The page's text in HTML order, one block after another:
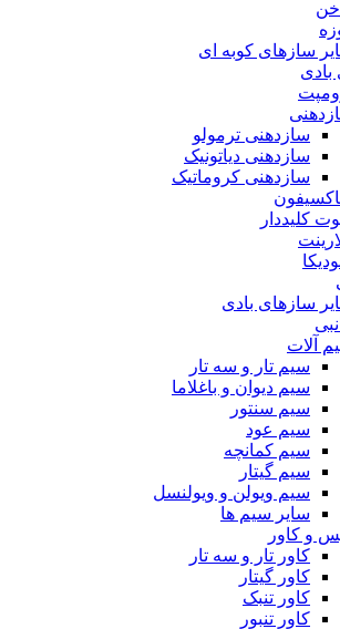
سازهای کوبه ای
بادی
سازدهنی ترمولو
سازدهنی دیاتونیک
سازدهنی کروماتیک
کلیددار
سازهای بادی
آلات
سیم تار و سه تار
سیم دیوان و باغلاما
سیم سنتور
سیم عود
سیم کمانچه
سیم گیتار
سیم ویولن و ویولنسل
سایر سیم ها
و کاور
کاور تار و سه تار
کاور گیتار
کاور تنبک
کاور تنبور